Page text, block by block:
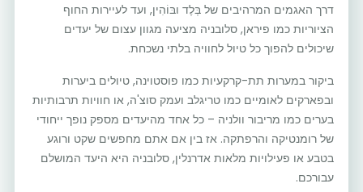
דרך האגמים המרהיבים של בְּלֶד ובּוֹהִין, ועד לעיירות החוף
הציוריות כמו פיראן, סלובניה מציעה מגוון עצום של יעדים
שיכולים להפוך כל טיול לחוויה בלתי נשכחת.
ביקור במערות תת-קרקעיות כמו פוסטוינה, טיולים ביערות
ובפארקים לאומיים כמו טריגלב ועמק סוצ'ה, או חוויות תרבותיות
בערים כמו מריבור וולניה – כל אחד מהיעדים מספק נופך ייחודי
של רומנטיקה והרפתקה. אז בין אם אתם מחפשים שקט ורוגע
בטבע או פעילויות מלאות אדרנלין, סלובניה היא היעד המושלם
עבורכם.